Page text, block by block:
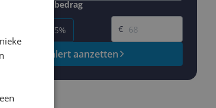
daling of bedrag
-15%
Gewenste prijs
€
Prijsalert aanzetten